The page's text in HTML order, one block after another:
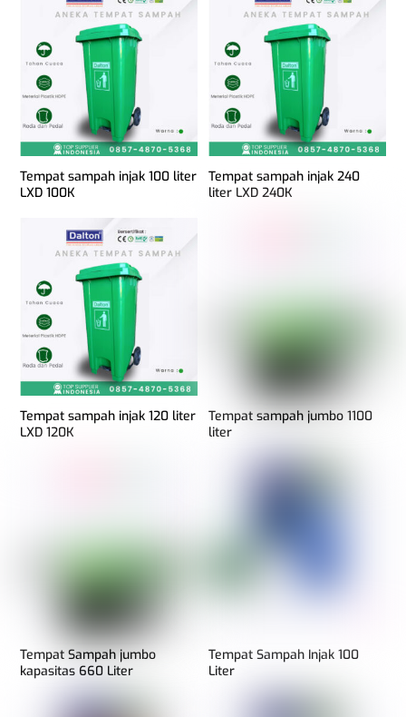
Tempat sampah injak 100 liter
LXD 100K
Tempat sampah injak 240
liter LXD 240K
Tempat sampah injak 120 liter
LXD 120K
Tempat sampah jumbo 1100
liter
Tempat Sampah jumbo
kapasitas 660 Liter
Tempat Sampah Injak 100
Liter